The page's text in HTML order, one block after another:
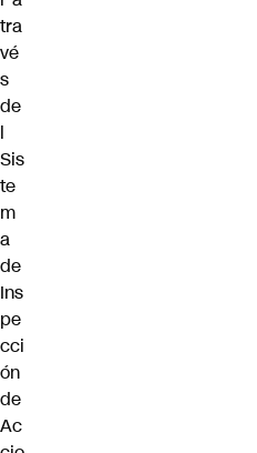
tra
vé
s
de
l
Sis
te
m
a
de
Ins
pe
cci
ón
de
Ac